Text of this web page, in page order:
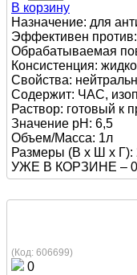
В корзину
Назначение: для
Эффективен против:
Обрабатываемая
Консистенция:
Свойства:
Содержит: ЧАС,
Раствор: готовый к
Значение pH: 6,5
Объем/Масса: 1л
Размеры (В х Ш х Г):
УЖЕ В КОРЗИНЕ –
(Код: 606699)
0